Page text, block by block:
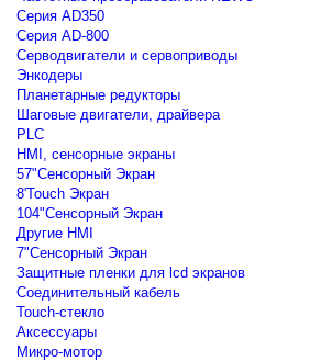
Серия AD350
Серия AD-800
Серводвигатели и сервоприводы
Энкодеры
Планетарные редукторы
Шаговые двигатели, драйвера
PLC
HMI, сенсорные экраны
57"Сенсорный Экран
8'Touch Экран
104"Сенсорный Экран
Другие HMI
7"Сенсорный Экран
Защитные пленки для lcd экранов
Соединительный кабель
Touch-стекло
Аксессуары
Микро-мотор